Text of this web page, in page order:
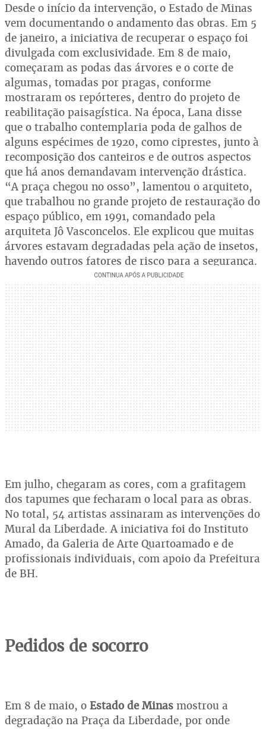
Desde o início da intervenção, o Estado de Minas
vem documentando o andamento das obras. Em 5
de janeiro, a iniciativa de recuperar o espaço foi
divulgada com exclusividade. Em 8 de maio,
começaram as podas das árvores e o corte de
algumas, tomadas por pragas, conforme
mostraram os repórteres, dentro do projeto de
reabilitação paisagística. Na época, Lana disse
que o trabalho contemplaria poda de galhos de
alguns espécimes de 1920, como ciprestes, junto à
recomposição dos canteiros e de outros aspectos
que há anos demandavam intervenção drástica.
“A praça chegou no osso”, lamentou o arquiteto,
que trabalhou no grande projeto de restauração do
espaço público, em 1991, comandado pela
arquiteta Jô Vasconcelos. Ele explicou que muitas
árvores estavam degradadas pela ação de insetos,
havendo outros fatores de risco para a segurança.
Em julho, chegaram as cores, com a grafitagem
dos tapumes que fecharam o local para as obras.
No total, 54 artistas assinaram as intervenções do
Mural da Liberdade. A iniciativa foi do Instituto
Amado, da Galeria de Arte Quartoamado e de
profissionais individuais, com apoio da Prefeitura
de BH.
Pedidos de socorro
Em 8 de maio, o Estado de Minas mostrou a
degradação na Praça da Liberdade, por onde